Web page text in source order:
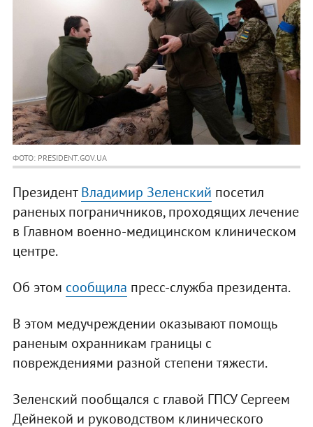
ФОТО: PRESIDENT.GOV.UA
ПрезидентВладимир Зеленский посетил
раненых пограничников, проходящих лечение
в Главном военно-медицинском клиническом
центре.
Об этом сообщила пресс-служба президента.
В этом медучреждении оказывают помощь
раненым охранникам границы с
повреждениями разной степени тяжести.
Зеленский пообщался с главой ГПСУ Сергеем
Дейнекой и руководством клинического